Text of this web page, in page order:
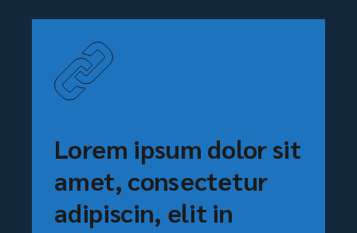
Lorem ipsum dolor sit
amet, consectetur
adipiscin, elit in